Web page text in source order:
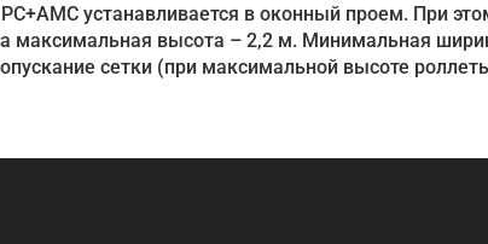
устанавливается в оконный проем. При
максимальная высота – 2,2 м. Минимальная
сетки (при максимальной высоте